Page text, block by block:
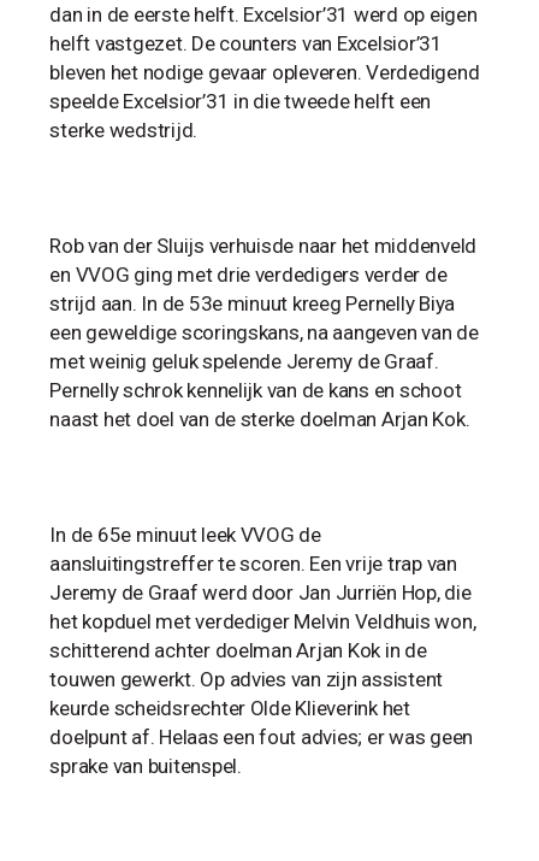
dan in de eerste helft. Excelsior’31 werd op eigen
helft vastgezet. De counters van Excelsior’31
bleven het nodige gevaar opleveren. Verdedigend
speelde Excelsior’31 in die tweede helft een
sterke wedstrijd.
Rob van der Sluijs verhuisde naar het middenveld
en VVOG ging met drie verdedigers verder de
strijd aan. In de 53e minuut kreeg Pernelly Biya
een geweldige scoringskans, na aangeven van de
met weinig geluk spelende Jeremy de Graaf.
Pernelly schrok kennelijk van de kans en schoot
naast het doel van de sterke doelman Arjan Kok.
In de 65e minuut leek VVOG de
aansluitingstreffer te scoren. Een vrije trap van
Jeremy de Graaf werd door Jan Jurriën Hop, die
het kopduel met verdediger Melvin Veldhuis won,
schitterend achter doelman Arjan Kok in de
touwen gewerkt. Op advies van zijn assistent
keurde scheidsrechter Olde Klieverink het
doelpunt af. Helaas een fout advies; er was geen
sprake van buitenspel.